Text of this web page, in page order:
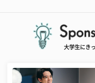
大学生にき